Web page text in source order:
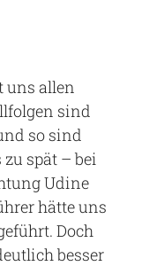
uns allen
sind
so sind
spät – bei
Udine
hätte uns
Doch
besser